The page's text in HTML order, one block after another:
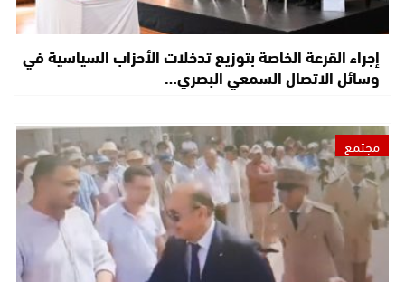
إجراء القرعة الخاصة بتوزيع تدخلات الأحزاب السياسية في
وسائل الاتصال السمعي البصري…
مجتمع